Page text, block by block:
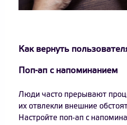
Как вернуть
Поп-ап с напоминанием
Люди часто прерывают
их отвлекли внешние
Настройте поп-ап с